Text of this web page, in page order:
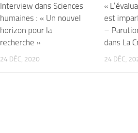
Interview dans Sciences
humaines : « Un nouvel
horizon pour la
recherche »
24 DÉC, 2020
«
est
–
dans La
24 DÉC,